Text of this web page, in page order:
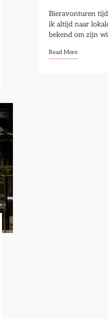
Bieravonturen
ik altijd naar
bekend om zijn
Read More